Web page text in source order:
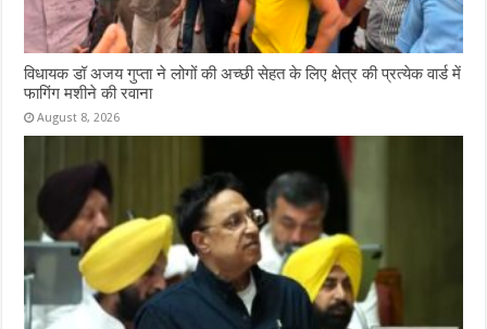
विधायक डॉ अजय गुप्ता ने लोगों की अच्छी सेहत के लिए क्षेत्र की प्रत्येक वार्ड में
फागिंग मशीने की रवाना
August 8, 2026